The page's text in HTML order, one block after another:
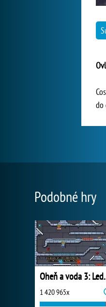
do
Podobné hry
Oheň a
1 420 965x